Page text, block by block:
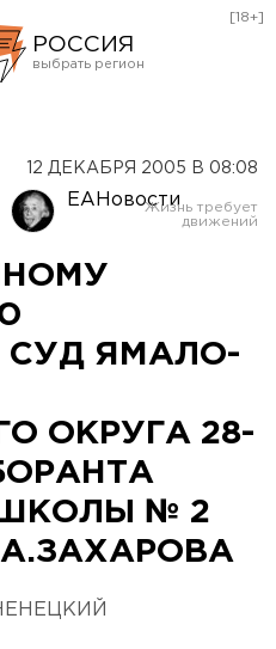
РОССИЯ
Оренбург
[18+]
12 ДЕКАБРЯ 2005 В 08:08
ЕАНовости
СУД ЯМАЛО-
ОКРУГА 28-
№ 2